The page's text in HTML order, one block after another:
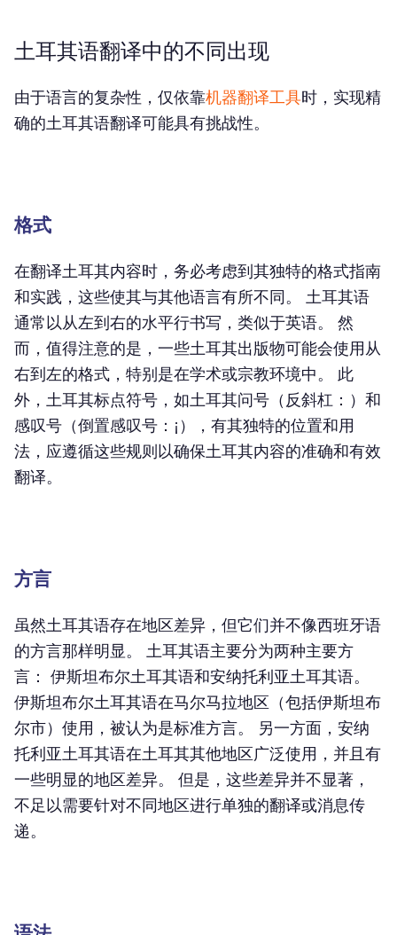
土耳其语翻译中的不同出现
由于语言的复杂性，仅依靠机器翻译工具时，实现精
确的土耳其语翻译可能具有挑战性。
格式
在翻译土耳其内容时，务必考虑到其独特的格式指南
和实践，这些使其与其他语言有所不同。 土耳其语
通常以从左到右的水平行书写，类似于英语。 然
而，值得注意的是，一些土耳其出版物可能会使用从
右到左的格式，特别是在学术或宗教环境中。 此
外，土耳其标点符号，如土耳其问号（反斜杠：）和
感叹号（倒置感叹号：¡），有其独特的位置和用
法，应遵循这些规则以确保土耳其内容的准确和有效
翻译。
方言
虽然土耳其语存在地区差异，但它们并不像西班牙语
的方言那样明显。 土耳其语主要分为两种主要方
言： 伊斯坦布尔土耳其语和安纳托利亚土耳其语。
伊斯坦布尔土耳其语在马尔马拉地区（包括伊斯坦布
尔市）使用，被认为是标准方言。 另一方面，安纳
托利亚土耳其语在土耳其其他地区广泛使用，并且有
一些明显的地区差异。 但是，这些差异并不显著，
不足以需要针对不同地区进行单独的翻译或消息传
递。